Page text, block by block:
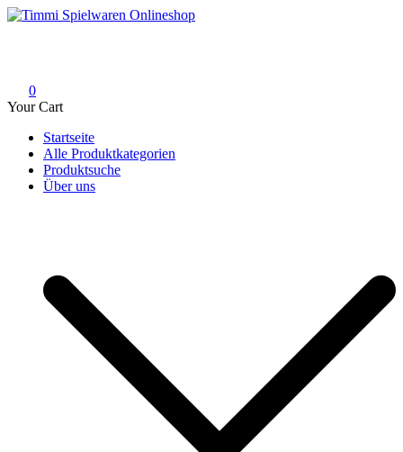
Skip
0
Your Cart
Startseite
Alle Produktkategorien
Produktsuche
Über uns